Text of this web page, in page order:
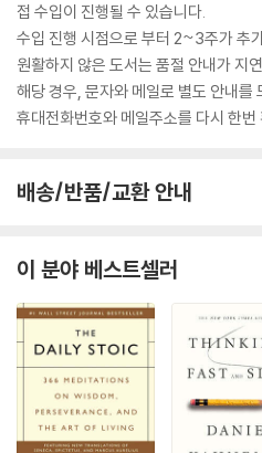
접 수입이 진행될 수 있습니다.
수입 진행 시점으로 부터 2~3주가 추
원활하지 않은 도서는 품절 안내가 지
해당 경우, 문자와 메일로 별도 안내를
휴대전화번호와 메일주소를 다시 한
배송/반품/교환 안내
이 분야 베스트셀러